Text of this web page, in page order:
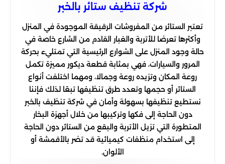
شركة تنظيف ستائر بالخبر
تعتبر الستائر من المفروشات الرقيقة الموجودة في المنزل
وأكثرها تعرضا للأتربة والغبار القادم من الشارع خاصة في
حالة وجود المنزل على الشوارع الرئيسية التي تمتليء بحركة
المرور والسيارات، فهي بمثابة قطعة ديكور مميزة تكمل
روعة المكان وتزيده روعة وجمالا، ومهما اختلفت أنواع
الستائر أو حجمها وتعدد طرق تنظيفها تبعًا لذلك فإننا
نستطيع تنظيفها بسهولة وأمان في شركة تنظيف بالخبر
دون الحاجة إلى فكها وتركيبها من خلال أجهزة البخار
المتطورة التي تزيل الأتربة والبقع من الستائر دون الحاجة
إلى استخدام منظفات كيميائية قد تضر بالأقمشة أو
الألوان.